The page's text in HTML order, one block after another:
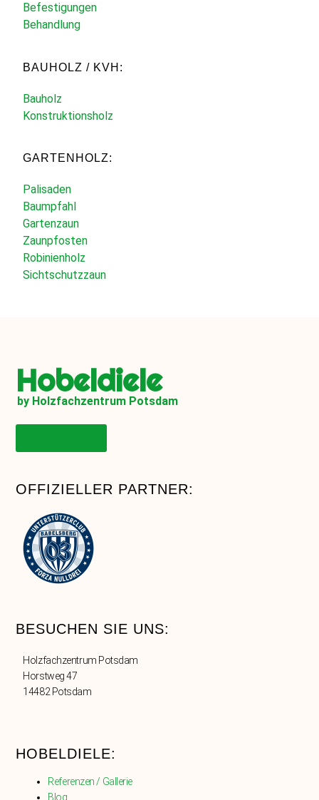
Befestigungen
Behandlung
BAUHOLZ / KVH:
Bauholz
Konstruktionsholz
GARTENHOLZ:
Palisaden
Baumpfahl
Gartenzaun
Zaunpfosten
Robinienholz
Sichtschutzzaun
Hobeldiele
by Holzfachzentrum Potsdam
OFFIZIELLER PARTNER:
BESUCHEN SIE UNS:
Holzfachzentrum Potsdam
Horstweg 47
14482 Potsdam
HOBELDIELE:
Referenzen / Gallerie
Blog